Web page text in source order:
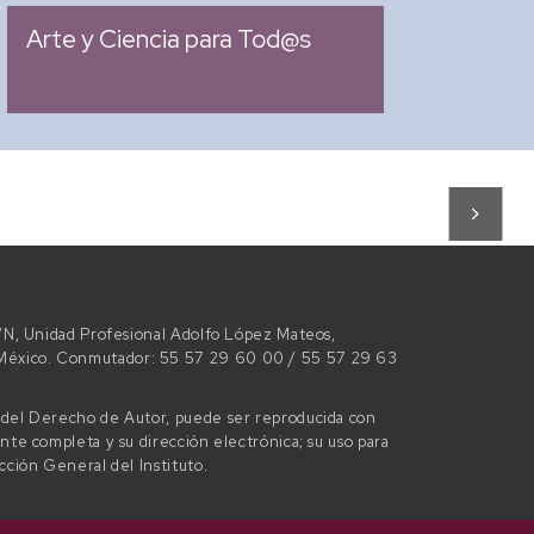
Arte y Ciencia para Tod@s
Unidad Profesional Adolfo López Mateos,
Conmutador: 55 57 29 60 00 / 55 57 29 63
Derecho de Autor, puede ser reproducida con
completa y su dirección electrónica; su uso para
General del Instituto.